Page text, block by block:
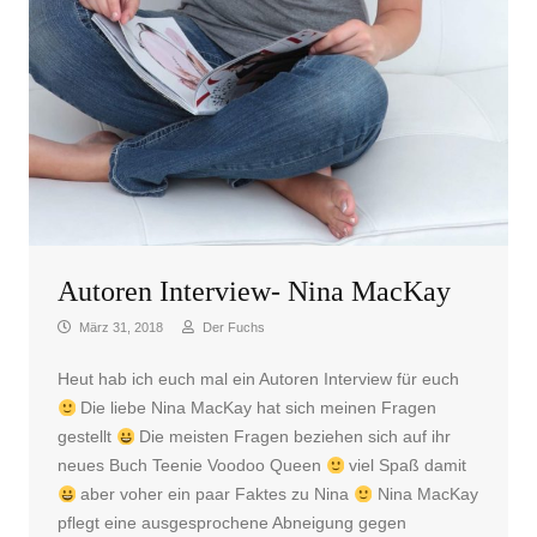
Autoren Interview- Nina MacKay
März 31, 2018 Der Fuchs
Heut hab ich euch mal ein Autoren Interview für euch
Die liebe Nina MacKay hat sich meinen Fragen
gestellt
Die meisten Fragen beziehen sich auf ihr
neues Buch Teenie Voodoo Queen
viel Spaß damit
aber voher ein paar Faktes zu Nina
Nina MacKay
pflegt eine ausgesprochene Abneigung gegen